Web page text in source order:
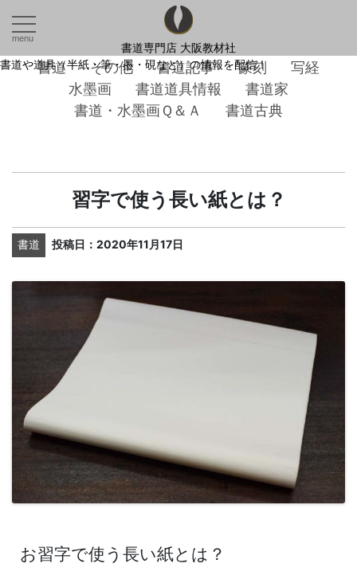
menu
書道専門店 大阪教材社
書道や道具（半紙・筆・墨・硯など）の情報を配信！
書道 その他 書道記事 篆刻
写経
水墨画
書道道具情報
書道家
書道・水墨画Ｑ＆Ａ
書道古典
習字で使う長い紙とは？
書道 投稿日：2020年11月17日
お習字で使う長い紙とは？